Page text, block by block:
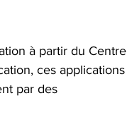
à partir du Centre
ces applications
par des